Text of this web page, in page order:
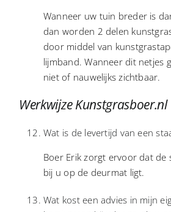
Wanneer uw tuin breder is
dan worden 2 delen
door middel van
lijmband. Wanneer dit netjes
niet of nauwelijks zichtbaar.
Werkwijze Kunstgrasboer.nl
Wat is de levertijd van een
Boer Erik zorgt ervoor dat
bij u op de deurmat ligt.
Wat kost een advies in mijn